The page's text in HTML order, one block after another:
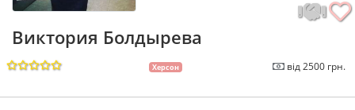
Виктория Болдырева
Херсон від 2500 грн.